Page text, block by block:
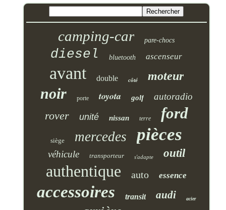
camping-car pare-chocs
diesel bluetooth ascenseur
avant double côté moteur
noir porte toyota golf autoradio
rover unité nissan terre ford
siège mercedes pièces
véhicule transporteur s'adapte outil
authentique auto essence
accessoires transit audi acier